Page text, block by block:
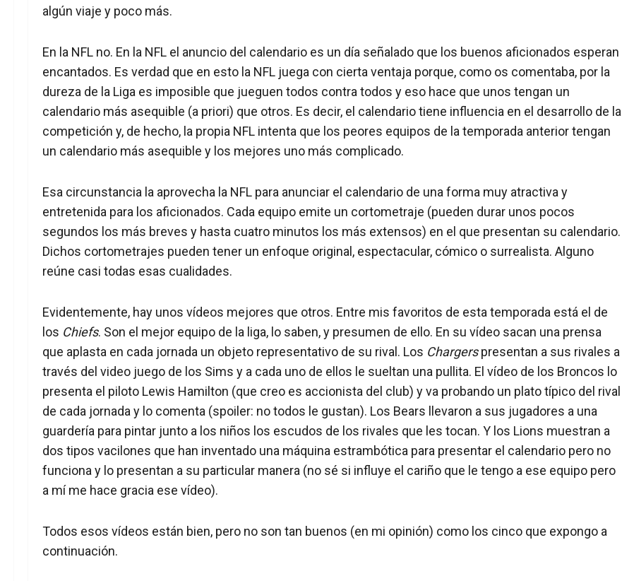
algún viaje y poco más.
En la NFL no. En la NFL el anuncio del calendario es un día señalado que los buenos aficionados esperan
encantados. Es verdad que en esto la NFL juega con cierta ventaja porque, como os comentaba, por la
dureza de la Liga es imposible que jueguen todos contra todos y eso hace que unos tengan un
calendario más asequible (a priori) que otros. Es decir, el calendario tiene influencia en el desarrollo de la
competición y, de hecho, la propia NFL intenta que los peores equipos de la temporada anterior tengan
un calendario más asequible y los mejores uno más complicado.
Esa circunstancia la aprovecha la NFL para anunciar el calendario de una forma muy atractiva y
entretenida para los aficionados. Cada equipo emite un cortometraje (pueden durar unos pocos
segundos los más breves y hasta cuatro minutos los más extensos) en el que presentan su calendario.
Dichos cortometrajes pueden tener un enfoque original, espectacular, cómico o surrealista. Alguno
reúne casi todas esas cualidades.
Evidentemente, hay unos vídeos mejores que otros. Entre mis favoritos de esta temporada está el de
los Chiefs. Son el mejor equipo de la liga, lo saben, y presumen de ello. En su vídeo sacan una prensa
que aplasta en cada jornada un objeto representativo de su rival. Los Chargerspresentan a sus rivales a
través del video juego de los Sims y a cada uno de ellos le sueltan una pullita. El vídeo de los Broncos lo
presenta el piloto Lewis Hamilton (que creo es accionista del club) y va probando un plato típico del rival
de cada jornada y lo comenta (spoiler: no todos le gustan). Los Bears llevaron a sus jugadores a una
guardería para pintar junto a los niños los escudos de los rivales que les tocan. Y los Lions muestran a
dos tipos vacilones que han inventado una máquina estrambótica para presentar el calendario pero no
funciona y lo presentan a su particular manera (no sé si influye el cariño que le tengo a ese equipo pero
a mí me hace gracia ese vídeo).
Todos esos vídeos están bien, pero no son tan buenos (en mi opinión) como los cinco que expongo a
continuación.